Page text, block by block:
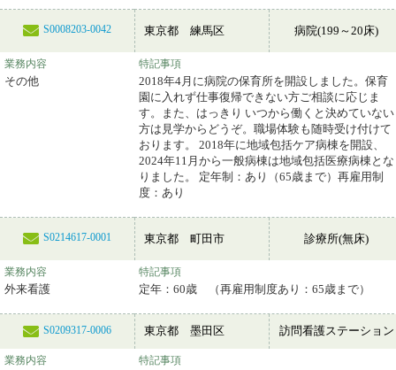
S0008203-0042 東京都 練馬区 病院(199～20床)
業務内容
その他
特記事項
2018年4月に病院の保育所を開設しました。保育
園に入れず仕事復帰できない方ご相談に応じま
す。また、はっきり いつから働くと決めていない
方は見学からどうぞ。職場体験も随時受け付けて
おります。 2018年に地域包括ケア病棟を開設、
2024年11月から一般病棟は地域包括医療病棟とな
りました。 定年制：あり（65歳まで）再雇用制
度：あり
S0214617-0001 東京都 町田市 診療所(無床)
業務内容
外来看護
特記事項
定年：60歳 （再雇用制度あり：65歳まで）
S0209317-0006 東京都 墨田区 訪問看護ステーション
業務内容 特記事項